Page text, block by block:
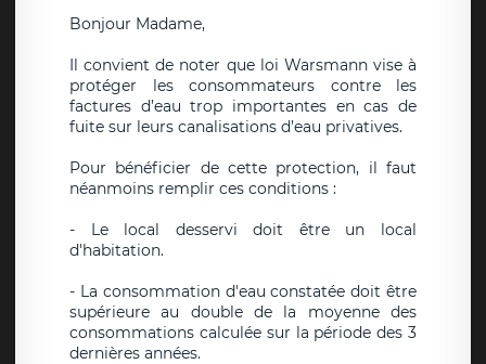
Bonjour Madame,
Il convient de noter que loi Warsmann vise à
protéger les consommateurs contre les
factures d’eau trop importantes en cas de
fuite sur leurs canalisations d’eau privatives.
Pour bénéficier de cette protection, il faut
néanmoins remplir ces conditions :
- Le local desservi doit être un local
d'habitation.
- La consommation d'eau constatée doit être
supérieure au double de la moyenne des
consommations calculée sur la période des 3
dernières années.